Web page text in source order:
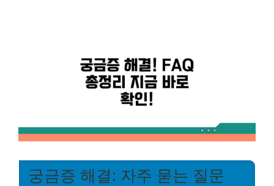
궁금증 해결: 자주 묻는 질문